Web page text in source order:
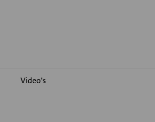
Video's